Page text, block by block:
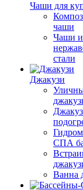
Чаши для
чаши
Чаши
стали
Джакузи
СПА
Ванна